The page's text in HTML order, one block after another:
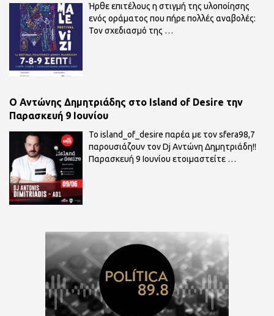
Ήρθε επιτέλους η στιγμή της υλοποίησης
ενός οράματος που πήρε πολλές αναβολές:
Τον σχεδιασμό της …
O Αντώνης Δημητριάδης στο Island of Desire την
Παρασκευή 9 Ιουνίου
To island_of_desire παρέα με τον sfera98,7
παρουσιάζουν τον Dj Αντώνη Δημητριάδη!!
Παρασκευή 9 Ιουνίου ετοιμαστείτε …